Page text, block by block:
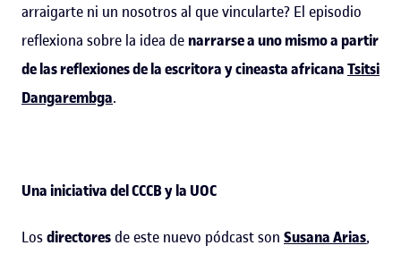
arraigarte ni un nosotros al que vincularte? El episodio
reflexiona sobre la idea de narrarse a uno mismo a partir
de las reflexiones de la escritora y cineasta africanaTsitsi
Dangarembga.
Una iniciativa del CCCB y la UOC
Losdirectores de este nuevo pódcast son Susana Arias,